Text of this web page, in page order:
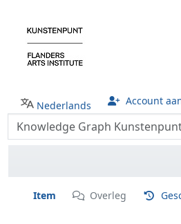
Nederlands Account
Item Overleg